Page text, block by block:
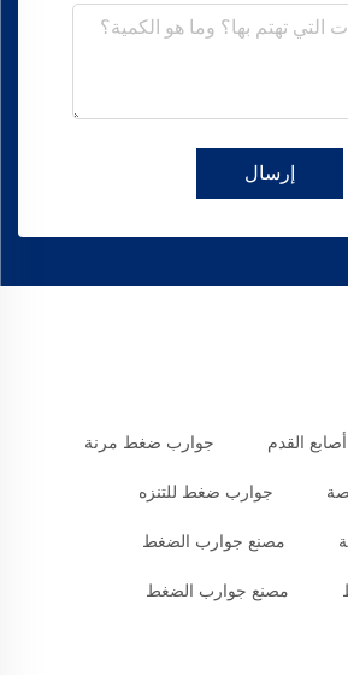
إرسال
القدم جوارب ضغط مرنة
جوارب ضغط للتنزه
مصنع جوارب الضغط
مصنع جوارب الضغط